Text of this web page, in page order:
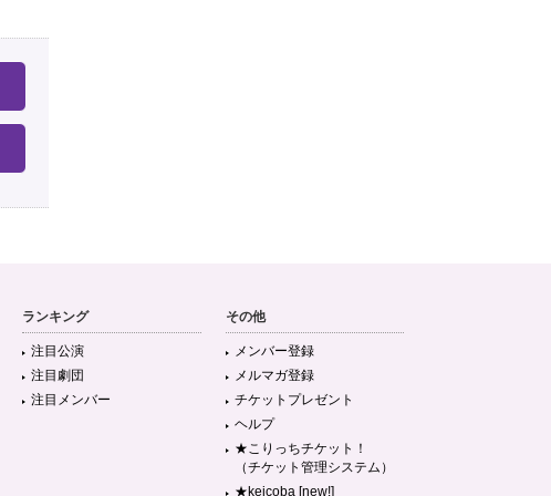
ランキング
注目公演
注目劇団
注目メンバー
その他
メンバー登録
メルマガ登録
チケットプレゼント
ヘルプ
★こりっちチケット！
（チケット管理システム）
★keicoba [new!]